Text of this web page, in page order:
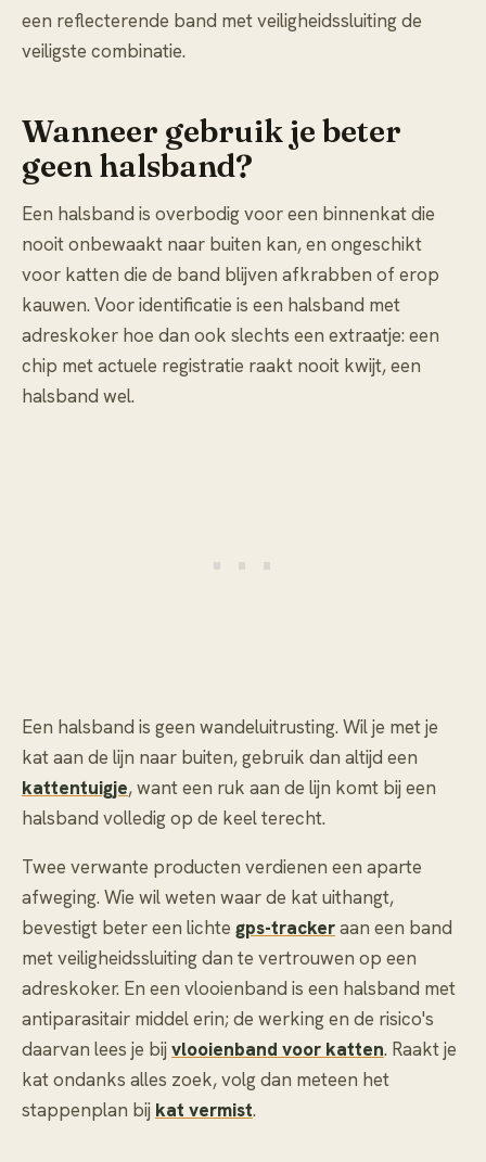
een reflecterende band met veiligheidssluiting de
veiligste combinatie.
Wanneer gebruik je beter
geen halsband?
Een halsband is overbodig voor een binnenkat die
nooit onbewaakt naar buiten kan, en ongeschikt
voor katten die de band blijven afkrabben of erop
kauwen. Voor identificatie is een halsband met
adreskoker hoe dan ook slechts een extraatje: een
chip met actuele registratie raakt nooit kwijt, een
halsband wel.
Een halsband is geen wandeluitrusting. Wil je met je
kat aan de lijn naar buiten, gebruik dan altijd een
kattentuigje, want een ruk aan de lijn komt bij een
halsband volledig op de keel terecht.
Twee verwante producten verdienen een aparte
afweging. Wie wil weten waar de kat uithangt,
bevestigt beter een lichte gps-trackeraan een band
met veiligheidssluiting dan te vertrouwen op een
adreskoker. En een vlooienband is een halsband met
antiparasitair middel erin; de werking en de risico's
daarvan lees je bij vlooienband voor katten. Raakt je
kat ondanks alles zoek, volg dan meteen het
stappenplan bij kat vermist.